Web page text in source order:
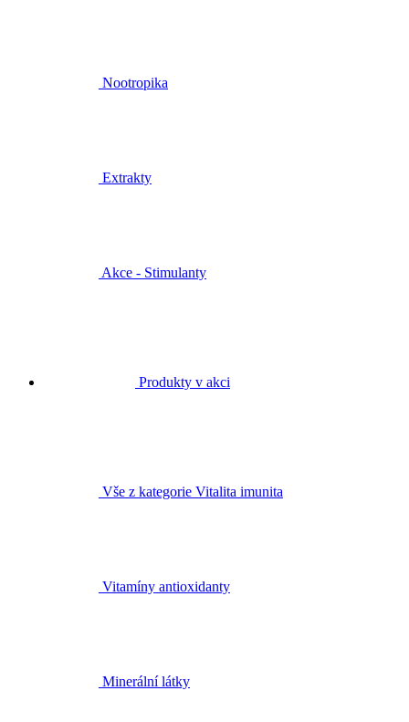
Nootropika
Extrakty
Akce - Stimulanty
Produkty v akci
Vše z kategorie Vitalita imunita
Vitamíny antioxidanty
Minerální látky